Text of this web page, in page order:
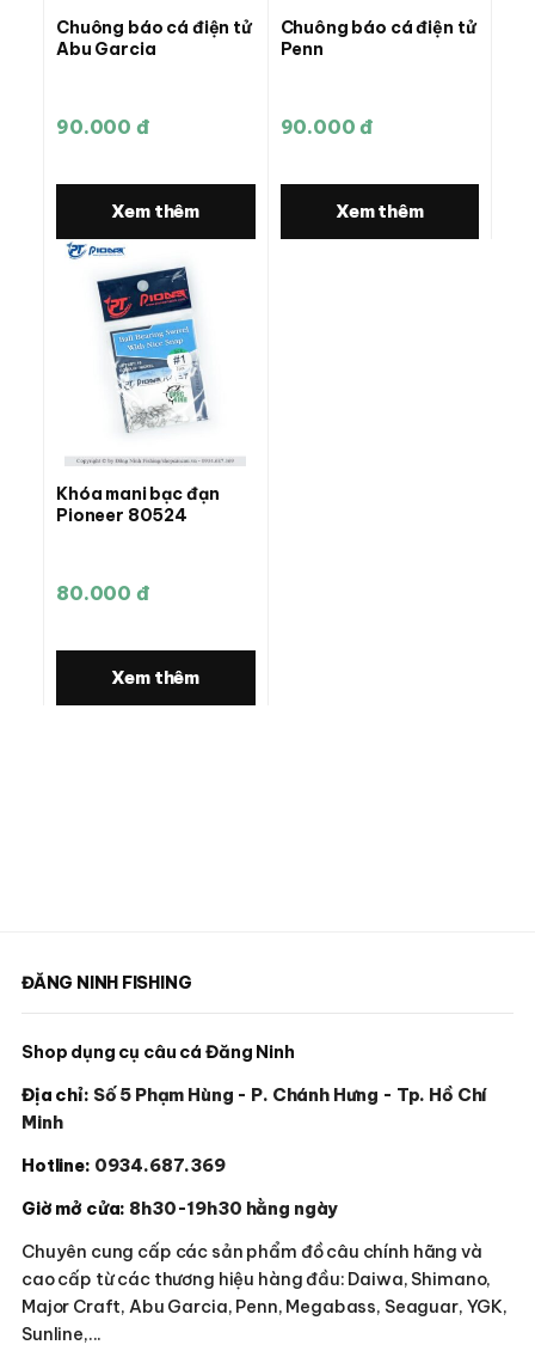
Chuông báo cá điện tử
Abu Garcia
90.000 đ
Xem thêm
Chuông báo cá điện tử
Penn
90.000 đ
Xem thêm
Khóa mani bạc đạn
Pioneer 80524
80.000 đ
Xem thêm
ĐĂNG NINH FISHING
Shop dụng cụ câu cá Đăng Ninh
Địa chỉ: Số 5 Phạm Hùng - P. Chánh Hưng - Tp. Hồ Chí
Minh
Hotline: 0934.687.369
Giờ mở cửa: 8h30-19h30 hằng ngày
Chuyên cung cấp các sản phẩm đồ câu chính hãng và
cao cấp từ các thương hiệu hàng đầu: Daiwa, Shimano,
Major Craft, Abu Garcia, Penn, Megabass, Seaguar, YGK,
Sunline,...